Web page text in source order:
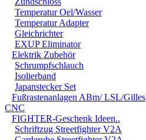
Temperatur Oel/Wasser
Temperatur Adapter
Gleichrichter
EXUP Eliminator
Elektrik Zubehör
Schrumpfschlauch
Isolierband
Japanstecker Set
Fußrastenanlagen ABm/ LSL/Gilles
CNC
FIGHTER-Geschenk Ideen..
Schriftzug Streetfighter V2A